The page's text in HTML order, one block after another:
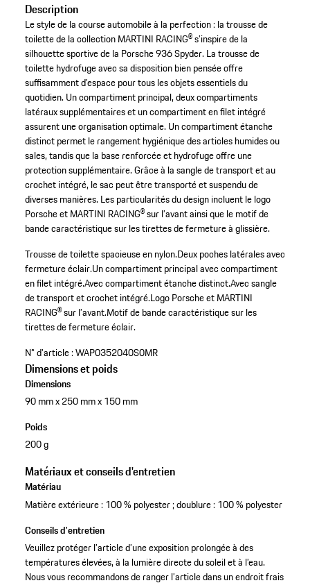
Description
Le style de la course automobile à la perfection : la trousse de
toilette de la collection MARTINI RACING® s’inspire de la
silhouette sportive de la Porsche 936 Spyder. La trousse de
toilette hydrofuge avec sa disposition bien pensée offre
suffisamment d’espace pour tous les objets essentiels du
quotidien. Un compartiment principal, deux compartiments
latéraux supplémentaires et un compartiment en filet intégré
assurent une organisation optimale. Un compartiment étanche
distinct permet le rangement hygiénique des articles humides ou
sales, tandis que la base renforcée et hydrofuge offre une
protection supplémentaire. Grâce à la sangle de transport et au
crochet intégré, le sac peut être transporté et suspendu de
diverses manières. Les particularités du design incluent le logo
Porsche et MARTINI RACING® sur l’avant ainsi que le motif de
bande caractéristique sur les tirettes de fermeture à glissière.
Trousse de toilette spacieuse en nylon.Deux poches latérales avec
fermeture éclair.Un compartiment principal avec compartiment
en filet intégré.Avec compartiment étanche distinct.Avec sangle
de transport et crochet intégré.Logo Porsche et MARTINI
RACING® sur l’avant.Motif de bande caractéristique sur les
tirettes de fermeture éclair.
N° d'article :WAP0352040S0MR
Dimensions et poids
Dimensions
90 mm x 250 mm x 150 mm
Poids
200 g
Matériaux et conseils d'entretien
Matériau
Matière extérieure : 100 % polyester ; doublure : 100 % polyester
Conseils d'entretien
Veuillez protéger l’article d’une exposition prolongée à des
températures élevées, à la lumière directe du soleil et à l’eau.
Nous vous recommandons de ranger l’article dans un endroit frais